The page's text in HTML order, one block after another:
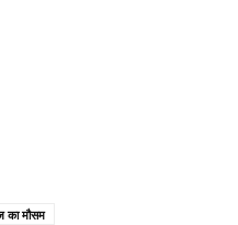
मौसम